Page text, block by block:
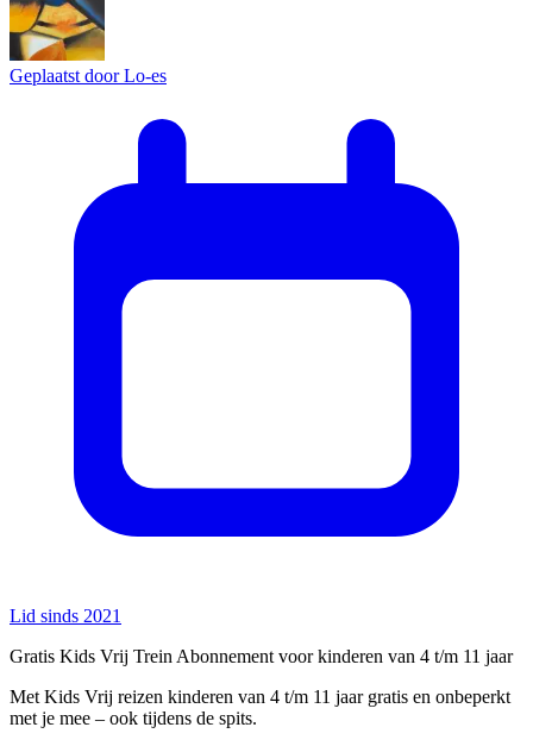
Geplaatst doorLo-es
Lid sinds 2021
Gratis Kids Vrij Trein Abonnement voor kinderen van 4 t/m 11 jaar
Met Kids Vrij reizen kinderen van 4 t/m 11 jaar gratis en onbeperkt
met je mee – ook tijdens de spits.